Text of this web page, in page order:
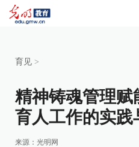
育见 >
精神铸魂管理赋
育人工作的实践
来源： 光明网